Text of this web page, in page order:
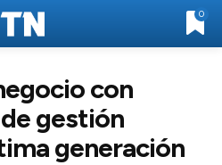
0
con
gestión
generación